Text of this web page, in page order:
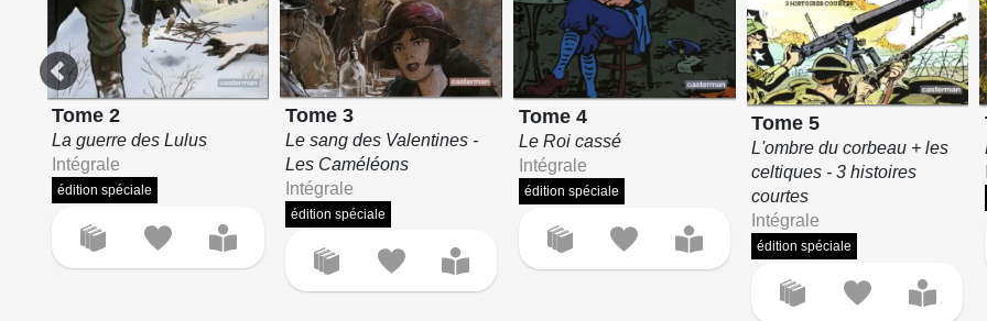
Tome 2
La guerre des Lulus
Intégrale
édition spéciale
Tome 3
Le sang des Valentines -
Les Caméléons
Intégrale
édition spéciale
Tome 4
Le Roi cassé
Intégrale
édition spéciale
Tome 5
L'ombre du corbeau + les
celtiques - 3 histoires
courtes
Intégrale
édition spéciale